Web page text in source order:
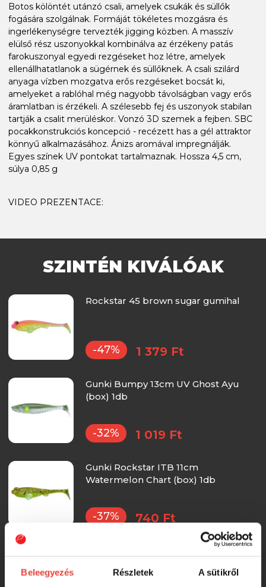
Beleegyezés Részletek A sütikről
Botos kölöntét utánzó csali, amelyek csukák és süllők
fogására szolgálnak. Formáját tökéletes mozgásra és
ingerlékenységre tervezték jigging közben. A masszív
elülső rész uszonyokkal kombinálva az érzékeny patás
farokuszonyal egyedi rezgéseket hoz létre, amelyek
ellenállhatatlanok a sügérnek és süllőknek. A csali szilárd
anyaga vízben mozgatva erős rezgéseket bocsát ki,
amelyeket a rablóhal még nagyobb távolságban vagy erős
áramlatban is érzékeli. A szélesebb fej és uszonyok stabilan
tartják a csalit merüléskor. Vonzó 3D szemek a fejben. SBC
pocakkonstrukciós koncepció - recézett has a gél attraktor
könnyű alkalmazásához. Ánizs aromával impregnálják.
Egyes színek UV pontokat tartalmaznak. Hossza 4,5 cm,
súlya 0,85 g
VIDEO PREZENTACE:
SZINTÉN KIVÁLÓAK
Rockstar 45 brown sugar gumihal
-47% 1 379 Ft
Gunki Bumpy 13cm UV Ghost Ayu
(box) 1db
-32% 1 019 Ft
Gunki Rockstar ITB 11cm
Watermelon Chart (box) 1db
-37% 740 Ft
Gunki Rockstar ITB 11cm Z-Brown